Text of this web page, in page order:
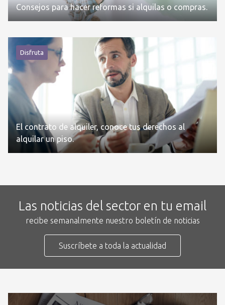
Consejos para hacer reformas si alquilas o compras.
Disfruta
El contrato de alquiler, conoce tus derechos al
alquilar un piso.
Las noticias del sector en tu email
recibe semanalmente nuestro boletín de noticias
Suscríbete a toda la actualidad